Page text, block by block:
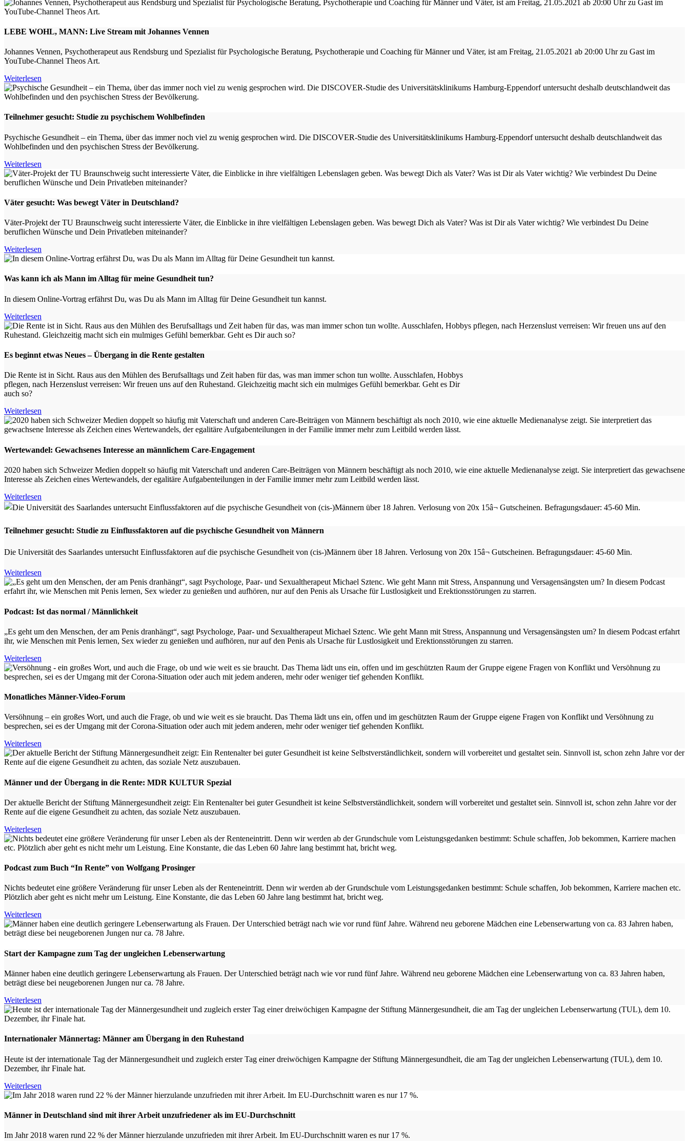
LEBE WOHL, MANN: Live Stream mit Johannes Vennen
Johannes Vennen, Psychotherapeut aus Rendsburg und Spezialist für Psychologische Beratung, Psychotherapie und Coaching für Männer und Väter, ist am Freitag, 21.05.2021 ab 20:00 Uhr zu Gast im
YouTube-Channel Theos Art.
Weiterlesen
Teilnehmer gesucht: Studie zu psychischem Wohlbefinden
Psychische Gesundheit – ein Thema, über das immer noch viel zu wenig gesprochen wird. Die DISCOVER-Studie des Universitätsklinikums Hamburg-Eppendorf untersucht deshalb deutschlandweit das
Wohlbefinden und den psychischen Stress der Bevölkerung.
Weiterlesen
Väter gesucht: Was bewegt Väter in Deutschland?
Väter-Projekt der TU Braunschweig sucht interessierte Väter, die Einblicke in ihre vielfältigen Lebenslagen geben. Was bewegt Dich als Vater? Was ist Dir als Vater wichtig? Wie verbindest Du Deine
beruflichen Wünsche und Dein Privatleben miteinander?
Weiterlesen
Was kann ich als Mann im Alltag für meine Gesundheit tun?
In diesem Online-Vortrag erfährst Du, was Du als Mann im Alltag für Deine Gesundheit tun kannst.
Weiterlesen
Es beginnt etwas Neues – Übergang in die Rente gestalten
Die Rente ist in Sicht. Raus aus den Mühlen des Berufsalltags und Zeit haben für das, was man immer schon tun wollte. Ausschlafen, Hobbys
pflegen, nach Herzenslust verreisen: Wir freuen uns auf den Ruhestand. Gleichzeitig macht sich ein mulmiges Gefühl bemerkbar. Geht es Dir
auch so?
Weiterlesen
Wertewandel: Gewachsenes Interesse an männlichem Care-Engagement
2020 haben sich Schweizer Medien doppelt so häufig mit Vaterschaft und anderen Care-Beiträgen von Männern beschäftigt als noch 2010, wie eine aktuelle Medienanalyse zeigt. Sie interpretiert das gewachsene
Interesse als Zeichen eines Wertewandels, der egalitäre Aufgabenteilungen in der Familie immer mehr zum Leitbild werden lässt.
Weiterlesen
Teilnehmer gesucht: Studie zu Einflussfaktoren auf die psychische Gesundheit von Männern
Die Universität des Saarlandes untersucht Einflussfaktoren auf die psychische Gesundheit von (cis-)Männern über 18 Jahren. Verlosung von 20x 15â¬ Gutscheinen. Befragungsdauer: 45-60 Min.
Weiterlesen
Podcast: Ist das normal / Männlichkeit
„Es geht um den Menschen, der am Penis dranhängt“, sagt Psychologe, Paar- und Sexualtherapeut Michael Sztenc. Wie geht Mann mit Stress, Anspannung und Versagensängsten um? In diesem Podcast erfahrt
ihr, wie Menschen mit Penis lernen, Sex wieder zu genießen und aufhören, nur auf den Penis als Ursache für Lustlosigkeit und Erektionsstörungen zu starren.
Weiterlesen
Monatliches Männer-Video-Forum
Versöhnung – ein großes Wort, und auch die Frage, ob und wie weit es sie braucht. Das Thema lädt uns ein, offen und im geschützten Raum der Gruppe eigene Fragen von Konflikt und Versöhnung zu
besprechen, sei es der Umgang mit der Corona-Situation oder auch mit jedem anderen, mehr oder weniger tief gehenden Konflikt.
Weiterlesen
Männer und der Übergang in die Rente: MDR KULTUR Spezial
Der aktuelle Bericht der Stiftung Männergesundheit zeigt: Ein Rentenalter bei guter Gesundheit ist keine Selbstverständlichkeit, sondern will vorbereitet und gestaltet sein. Sinnvoll ist, schon zehn Jahre vor der
Rente auf die eigene Gesundheit zu achten, das soziale Netz auszubauen.
Weiterlesen
Podcast zum Buch “In Rente” von Wolfgang Prosinger
Nichts bedeutet eine größere Veränderung für unser Leben als der Renteneintritt. Denn wir werden ab der Grundschule vom Leistungsgedanken bestimmt: Schule schaffen, Job bekommen, Karriere machen etc.
Plötzlich aber geht es nicht mehr um Leistung. Eine Konstante, die das Leben 60 Jahre lang bestimmt hat, bricht weg.
Weiterlesen
Start der Kampagne zum Tag der ungleichen Lebenserwartung
Männer haben eine deutlich geringere Lebenserwartung als Frauen. Der Unterschied beträgt nach wie vor rund fünf Jahre. Während neu geborene Mädchen eine Lebenserwartung von ca. 83 Jahren haben,
beträgt diese bei neugeborenen Jungen nur ca. 78 Jahre.
Weiterlesen
Internationaler Männertag: Männer am Übergang in den Ruhestand
Heute ist der internationale Tag der Männergesundheit und zugleich erster Tag einer dreiwöchigen Kampagne der Stiftung Männergesundheit, die am Tag der ungleichen Lebenserwartung (TUL), dem 10.
Dezember, ihr Finale hat.
Weiterlesen
Männer in Deutschland sind mit ihrer Arbeit unzufriedener als im EU-Durchschnitt
Im Jahr 2018 waren rund 22 % der Männer hierzulande unzufrieden mit ihrer Arbeit. Im EU-Durchschnitt waren es nur 17 %.